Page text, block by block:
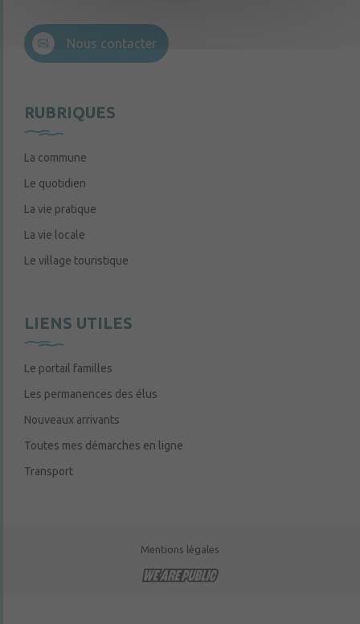
Nous contacter
RUBRIQUES
La commune
Le quotidien
La vie pratique
La vie locale
Le village touristique
LIENS UTILES
Le portail familles
Les permanences des élus
Nouveaux arrivants
Toutes mes démarches en ligne
Transport
Mentions légales